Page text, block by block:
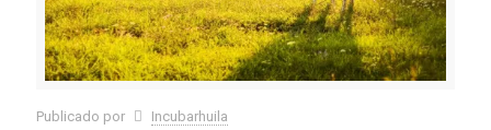
Publicado por Incubarhuila